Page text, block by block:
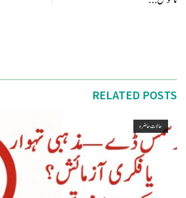
RELATED POSTS
حالات حاضرہ